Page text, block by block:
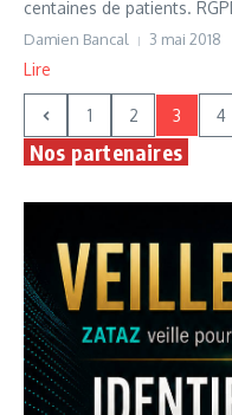
centaines de patients.
Damien Bancal 3 mai 2018
Lire
1 2 3 4
Nos partenaires